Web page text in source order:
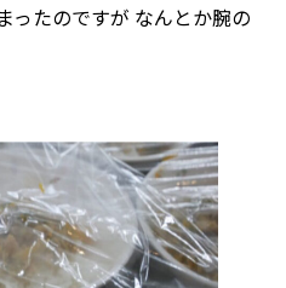
ったのですが なんとか腕の